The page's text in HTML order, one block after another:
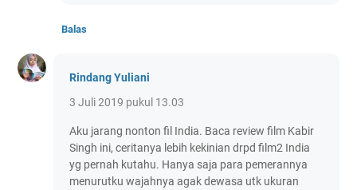
Balas
Rindang Yuliani
3 Juli 2019 pukul 13.03
Aku jarang nonton fil India. Baca review film Kabir
Singh ini, ceritanya lebih kekinian drpd film2 India
yg pernah kutahu. Hanya saja para pemerannya
menurutku wajahnya agak dewasa utk ukuran